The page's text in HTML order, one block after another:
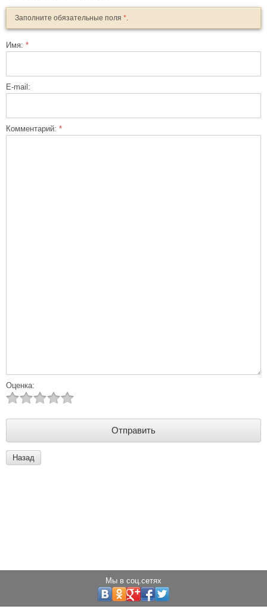
Заполните обязательные поля *.
Имя: *
E-mail:
Комментарий: *
Оценка:
Назад
Мы в соц.сетях